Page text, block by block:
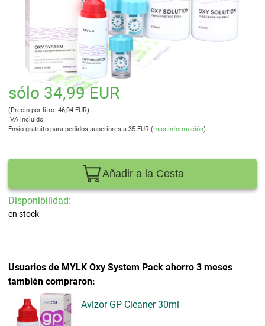
sólo 34,99 EUR
(Precio por litro: 46,04 EUR)
IVA incluido.
Envío gratuito para pedidos superiores a 35 EUR (más información).
Añadir a la Cesta
Disponibilidad:
en stock
Usuarios de MYLK Oxy System Pack ahorro 3 meses
también compraron:
Avizor GP Cleaner 30ml